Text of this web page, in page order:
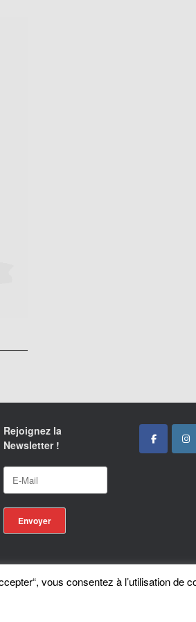
Rejoignez la
Newsletter !
vous consentez à l’utilisation de